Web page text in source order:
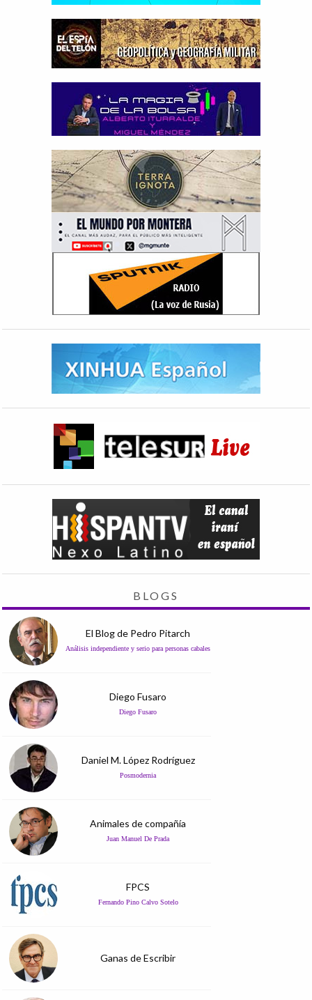
BLOGS
El Blog de Pedro Pitarch
Análisis independiente y serio para personas cabales
Diego Fusaro
Diego Fusaro
Daniel M. López Rodríguez
Posmodernia
Animales de compañía
Juan Manuel De Prada
FPCS
Fernando Pino Calvo Sotelo
Ganas de Escribir